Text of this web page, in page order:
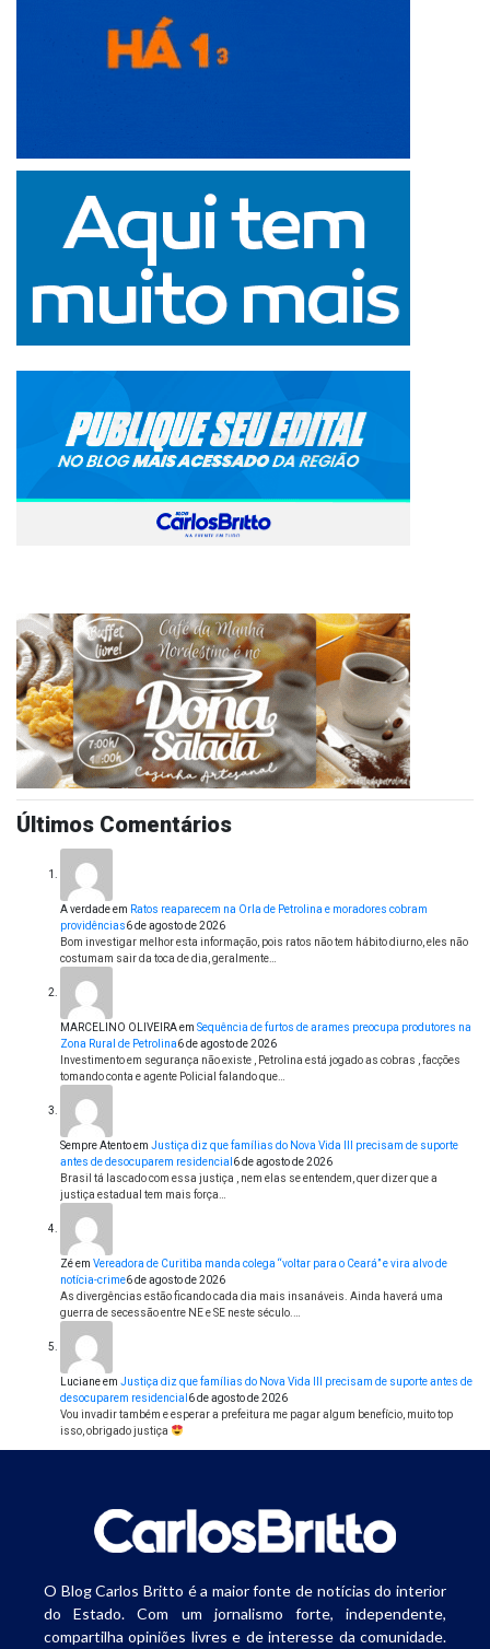
Últimos Comentários
A verdadeem Ratos reaparecem na Orla de Petrolina e moradores cobram
providências6 de agosto de 2026
Bom investigar melhor esta informação, pois ratos não tem hábito diurno, eles não
costumam sair da toca de dia, geralmente…
MARCELINO OLIVEIRAem Sequência de furtos de arames preocupa produtores na
Zona Rural de Petrolina6 de agosto de 2026
Investimento em segurança não existe , Petrolina está jogado as cobras , facções
tomando conta e agente Policial falando que…
Sempre Atentoem Justiça diz que famílias do Nova Vida III precisam de suporte
antes de desocuparem residencial 6 de agosto de 2026
Brasil tá lascado com essa justiça , nem elas se entendem, quer dizer que a
justiça estadual tem mais força…
Zéem Vereadora de Curitiba manda colega “voltar para o Ceará” e vira alvo de
notícia-crime6 de agosto de 2026
As divergências estão ficando cada dia mais insanáveis. Ainda haverá uma
guerra de secessão entre NE e SE neste século.…
Lucianeem Justiça diz que famílias do Nova Vida III precisam de suporte antes de
desocuparem residencial 6 de agosto de 2026
Vou invadir também e esperar a prefeitura me pagar algum benefício, muito top
isso, obrigado justiça
O Blog Carlos Britto é a maior fonte de notícias do interior
do Estado. Com um jornalismo forte, independente,
compartilha opiniões livres e de interesse da comunidade.